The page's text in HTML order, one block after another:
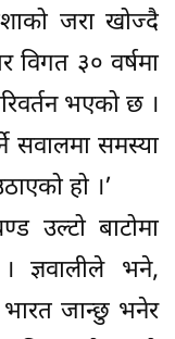
जरा खोज्दै
विगत ३० वर्षमा
भएको छ ।
सवालमा समस्या
हो ।’
उल्टो बाटोमा
ज्ञवालीले भने,
जान्छु भनेर